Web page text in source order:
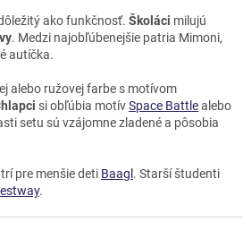
ako funkčnosť. Školáci milujú
. Medzi najobľúbenejšie patria Mimoni,
autíčka.
alebo ružovej farbe s motívom
si obľúbia motívSpace Battlealebo
setu sú vzájomne zladené a pôsobia
pre menšie deti Baagl . Starší študenti
.